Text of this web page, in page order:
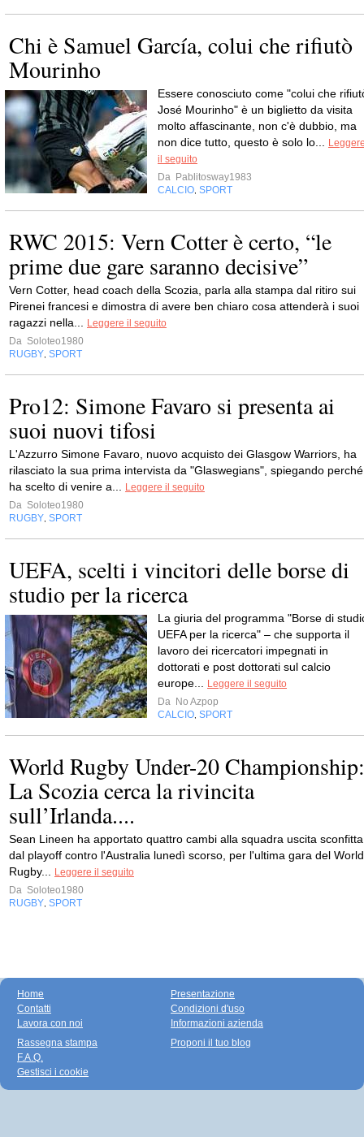
Chi è Samuel García, colui che rifiutò
Mourinho
Essere conosciuto come "colui che
José Mourinho" è un biglietto da visita
molto affascinante, non c'è dubbio, ma
non dice tutto, questo è solo lo...
il seguito
Da Pablitosway1983
CALCIO SPORT
RWC 2015: Vern Cotter è certo, “le
prime due gare saranno decisive”
Vern Cotter, head coach della Scozia, parla alla stampa dal ritiro sui
Pirenei francesi e dimostra di avere ben chiaro cosa attenderà i suoi
ragazzi nella...
Leggere il seguito
Da Soloteo1980
RUGBY SPORT
Pro12: Simone Favaro si presenta ai
suoi nuovi tifosi
L'Azzurro Simone Favaro, nuovo acquisto dei Glasgow Warriors, ha
rilasciato la sua prima intervista da "Glaswegians", spiegando perché
ha scelto di venire a...
Leggere il seguito
Da Soloteo1980
RUGBY SPORT
UEFA, scelti i vincitori delle borse di
studio per la ricerca
La giuria del programma "Borse di
UEFA per la ricerca" – che supporta il
lavoro dei ricercatori impegnati in
dottorati e post dottorati sul calcio
europe...
Leggere il seguito
Da No Azpop
CALCIO SPORT
World Rugby Under-20 Championship:
La Scozia cerca la rivincita
sull’Irlanda....
Sean Lineen ha apportato quattro cambi alla squadra uscita sconfitta
dal playoff contro l'Australia lunedì scorso, per l'ultima gara del World
Rugby...
Leggere il seguito
Da Soloteo1980
RUGBY SPORT
Home
Contatti
Lavora con noi
Presentazione
Condizioni d'uso
Informazioni azienda
Rassegna stampa
F.A.Q.
Gestisci i cookie
Proponi il tuo blog